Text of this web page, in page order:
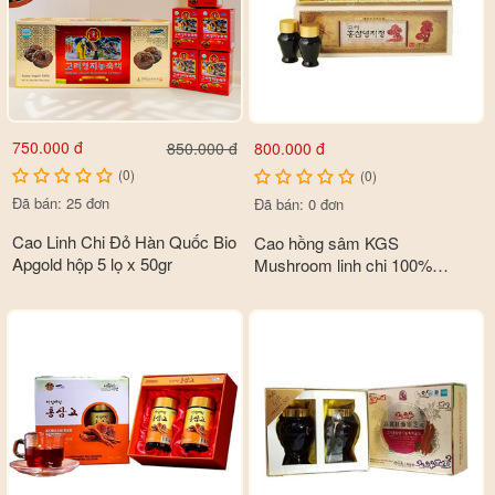
- Giúp đào thải bớt các độc tố trong cơ thể làm giảm bớt tình
trạng mụn nhọt, rôm sảy thường xuất hiện vào những ngày hè.
Đồng thời, nó còn giúp làm mát gan, giải độc gan, đem lại sự
sảng khoái cho cơ thể.
- Dựa vào các kết quả nghiên cứu lâm sàng cho thấy, linh chi
750.000 đ 850.000 đ
(0)
Đã bán: 25 đơn
Cao Linh Chi Đỏ Hàn Quốc Bio
Apgold hộp 5 lọ x 50gr
800.000 đ
(0)
Đã bán: 0 đơn
Cao hồng sâm KGS
Mushroom linh chi 100%